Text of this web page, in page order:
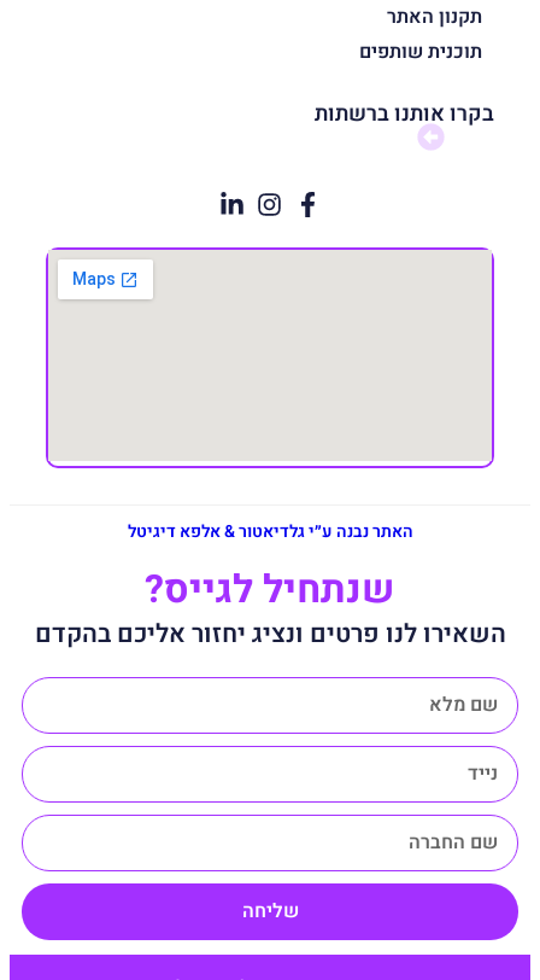
תקנון האתר
תוכנית שותפים
בקרו אותנו ברשתות
האתר נבנה ע״י גלדיאטור & אלפא דיגיטל
שנתחיל לגייס?
השאירו לנו פרטים ונציג יחזור אליכם בהקדם
שליחה